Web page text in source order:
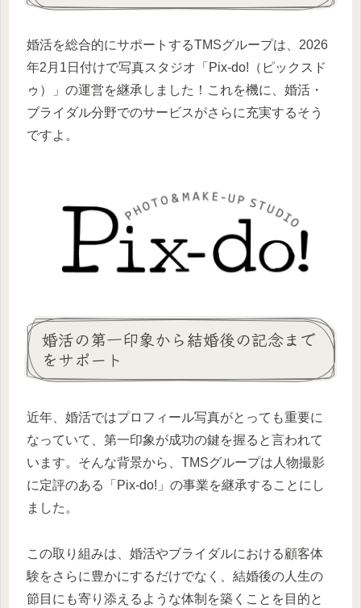
婚活を総合的にサポートするTMSグループは、2026
年2月1日付けで写真スタジオ「Pix-do!（ピックスド
ゥ）」の運営を継承しました！これを機に、婚活・
ブライダル分野でのサービスがさらに充実するそう
ですよ。
婚活の第一印象から結婚後の記念まで
をサポート
近年、婚活ではプロフィール写真がとっても重要に
なっていて、第一印象が成功の鍵を握ると言われて
います。そんな背景から、TMSグループは人物撮影
に定評のある「Pix-do!」の事業を継承することにし
ました。
この取り組みは、婚活やブライダルにおける顧客体
験をさらに豊かにするだけでなく、結婚後の人生の
節目にも寄り添えるような体制を築くことを目的と